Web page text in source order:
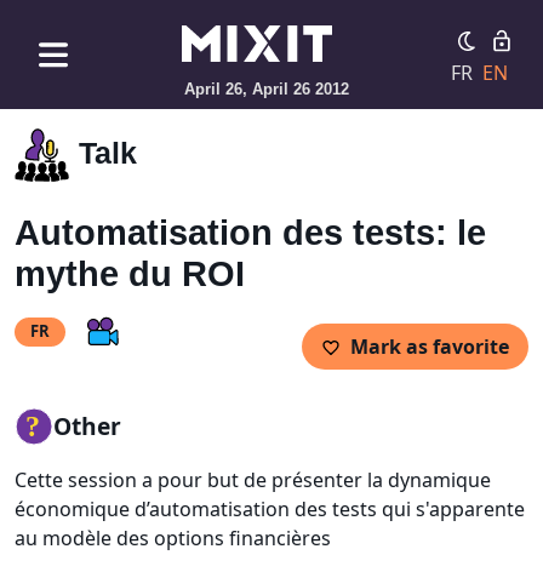
April 26, April 26 2012
FR EN
Talk
Automatisation des tests: le
mythe du ROI
FR
Mark as favorite
Other
Cette session a pour but de présenter la dynamique
économique d’automatisation des tests qui s'apparente
au modèle des options financières